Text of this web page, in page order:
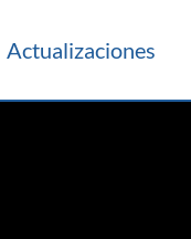
Actualizaciones